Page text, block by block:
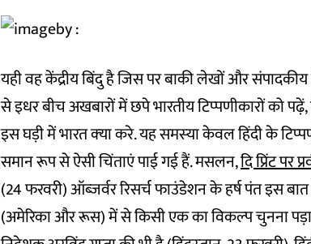
यही वह केंद्रीय बिंदु है जिस पर बाकी लेखों और
से इधर बीच अखबारों में छपे भारतीय टिप्‍पणीकारों को
इस घड़ी में भारत क्‍या करे. यह समस्‍या केवल हिंदी के
समान रूप से ऐसी चिंताएं पाई गई हैं. मसलन,दि प्रिंट पर
(24 फरवरी) ऑब्‍जर्वर रिसर्च फाउंडेशन के हर्ष पंत इस बात
(अमेरिका और रूस) में से किसी एक का विकल्‍प चुनना पड़ा